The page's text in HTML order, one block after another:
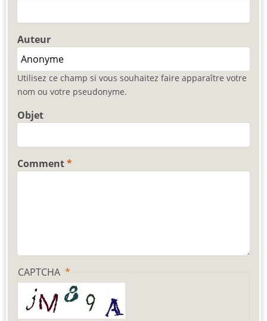
Auteur
Utilisez ce champ si vous souhaitez faire apparaître votre
nom ou votre pseudonyme.
Objet
Comment
CAPTCHA